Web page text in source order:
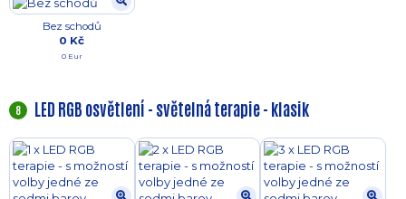
Bez schodů
0 Kč
0 Eur
8 LED RGB osvětlení - světelná terapie - klasik